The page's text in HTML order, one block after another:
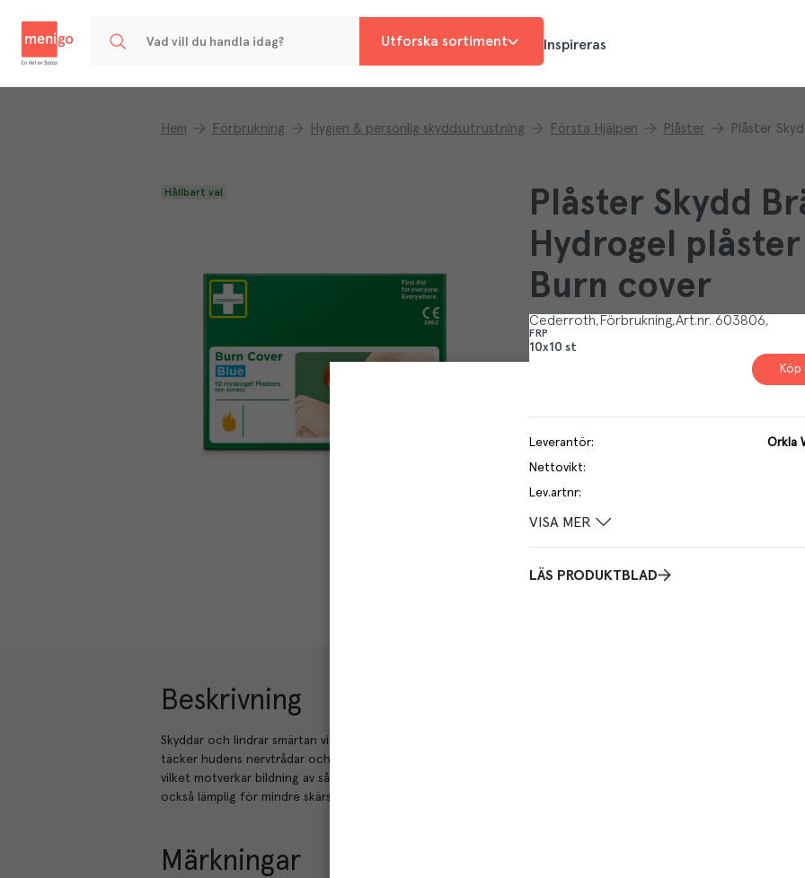
Utforska sortiment Inspireras
Hem Förbrukning Hygien & personlig skyddsutrustning Första Hjälpen Plåster
Plåster Skydd
Hydrogel
Burn cover
Cederroth Förbrukning Art.nr. 603806
FRP
10x10 st
Köp
Leverantör:
Orkla
Nettovikt:
Lev.artnr:
VISA MER
LÄS PRODUKTBLAD
Hållbart val
Beskrivning
Skyddar och lindrar smärtan vid mindre brännsår. Sårdynan består av en sval hydrogel som
täcker hudens nervtrådar och hjälper till att lindra smärta. Samtidigt skapas en fuktig miljö
vilket motverkar bildning av sårskorpor och ger snabbare sårläkning. Cederroth Burn Cover är
också lämplig för mindre skärsår och skrubbsår.
Innehåll:10 sterila
Märkningar